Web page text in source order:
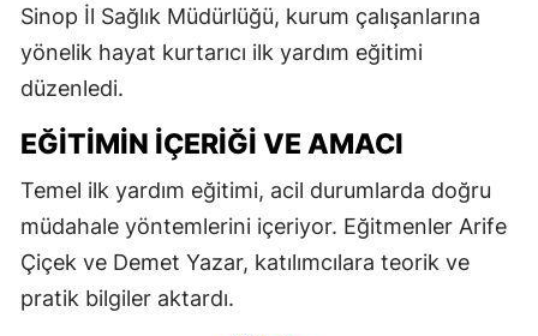
Sinop İl Sağlık Müdürlüğü, kurum çalışanlarına
yönelik hayat kurtarıcı ilk yardım eğitimi
düzenledi.
EĞITIMIN İÇERIĞI VE AMACI
Temel ilk yardım eğitimi, acil durumlarda doğru
müdahale yöntemlerini içeriyor. Eğitmenler Arife
Çiçek ve Demet Yazar, katılımcılara teorik ve
pratik bilgiler aktardı.